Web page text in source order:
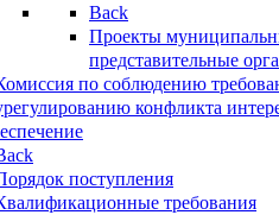
Back
Проекты
представительные
по соблюдению
конфликта
поступления
требования